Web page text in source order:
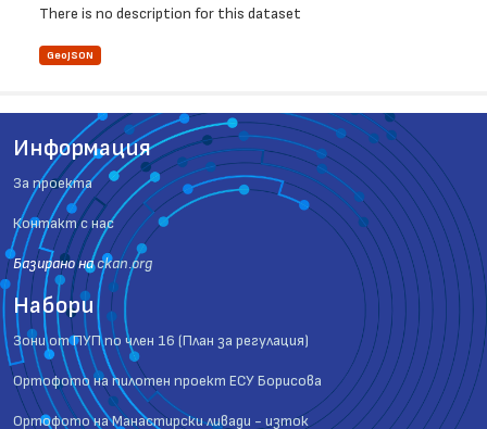
There is no description for this dataset
GeoJSON
Информация
За проекта
Контакт с нас
Базиранo наckan.org
Набори
Зони от ПУП по член 16 (План за регулация)
Ортофото на пилотен проект ЕСУ Борисова
Ортофото на Манастирски ливади - изток